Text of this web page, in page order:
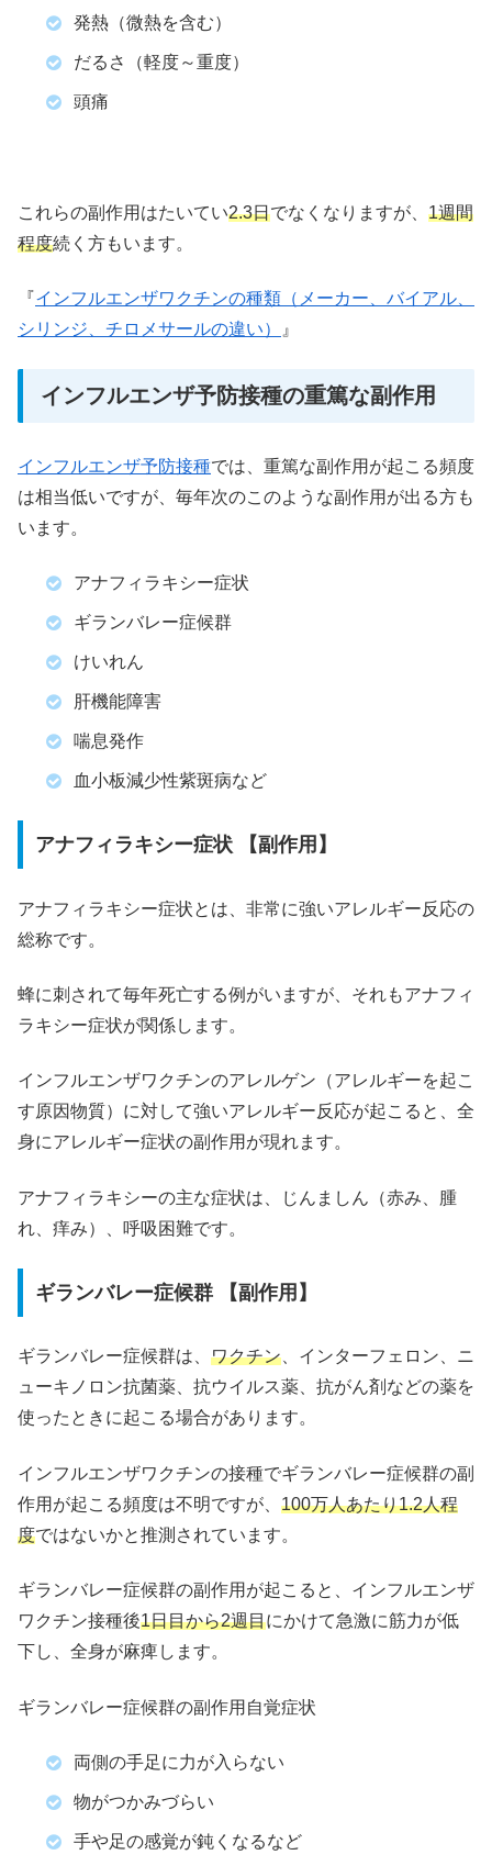
発熱（微熱を含む）
だるさ（軽度～重度）
頭痛
これらの副作用はたいてい2.3日でなくなりますが、 1週間
程度続く方もいます。
『インフルエンザワクチンの種類（メーカー、バイアル、
シリンジ、チロメサールの違い）
』
インフルエンザ予防接種の重篤な副作用
インフルエンザ予防接種では、重篤な副作用が起こる頻度
は相当低いですが、毎年次のこのような副作用が出る方も
います。
アナフィラキシー症状
ギランバレー症候群
けいれん
肝機能障害
喘息発作
血小板減少性紫斑病など
アナフィラキシー症状 【副作用】
アナフィラキシー症状とは、非常に強いアレルギー反応の
総称です。
蜂に刺されて毎年死亡する例がいますが、それもアナフィ
ラキシー症状が関係します。
インフルエンザワクチンのアレルゲン（アレルギーを起こ
す原因物質）に対して強いアレルギー反応が起こると、全
身にアレルギー症状の副作用が現れます。
アナフィラキシーの主な症状は、じんましん（赤み、腫
れ、痒み）、呼吸困難です。
ギランバレー症候群 【副作用】
ギランバレー症候群は、 ワクチン、インターフェロン、ニ
ューキノロン抗菌薬、抗ウイルス薬、抗がん剤などの薬を
使ったときに起こる場合があります。
インフルエンザワクチンの接種でギランバレー症候群の副
作用が起こる頻度は不明ですが、 100万人あたり1.2人程
度ではないかと推測されています。
ギランバレー症候群の副作用が起こると、インフルエンザ
ワクチン接種後1日目から2週目にかけて急激に筋力が低
下し、全身が麻痺します。
ギランバレー症候群の副作用自覚症状
両側の手足に力が入らない
物がつかみづらい
手や足の感覚が鈍くなるなど